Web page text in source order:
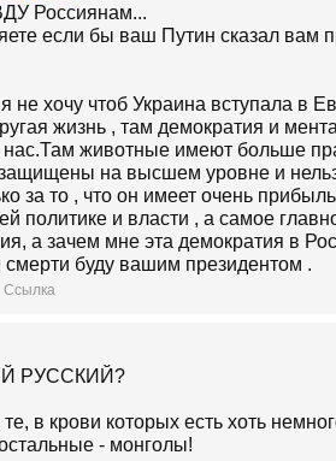
Россиянам...
если бы ваш Путин сказал вам
не хочу чтоб Украина вступала в
жизнь , там демократия и
нас.Там животные имеют больше
на высшем уровне и
за то , что он имеет очень
политике и власти , а самое
а зачем мне эта демократия в
буду вашим президентом .
Ссылка
РУССКИЙ?
в крови которых есть хоть
- монголы!